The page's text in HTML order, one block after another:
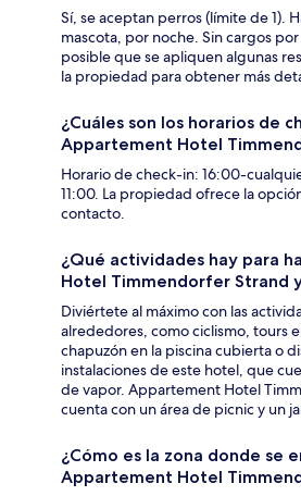
Sí, se aceptan perros (límite de 1).
mascota, por noche. Sin cargos
posible que se apliquen algunas
la propiedad para obtener más
¿Cuáles son los horarios de
Appartement Hotel
Horario de check-in: 16:00-
11:00. La propiedad ofrece la
contacto.
¿Qué actividades hay para
Hotel Timmendorfer Strand
Diviértete al máximo con las
alrededores, como ciclismo, tours
chapuzón en la piscina cubierta o
instalaciones de este hotel, que
de vapor. Appartement Hotel
cuenta con un área de picnic y un
¿Cómo es la zona donde se
Appartement Hotel